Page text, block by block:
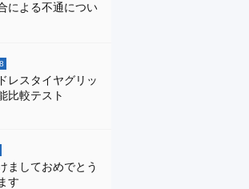
による不通につい
レスタイヤグリッ
比較テスト
ましておめでとう
す